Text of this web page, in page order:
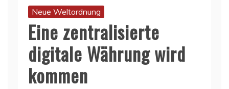
Neue Weltordnung
Eine zentralisierte
digitale Währung wird
kommen